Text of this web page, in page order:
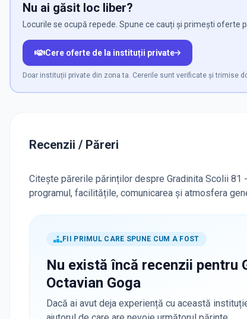
Nu ai găsit loc liber?
Locurile se ocupă repede. Spune ce cauți și primești
Cere oferte de la instituții private
Doar instituții private din zona ta. Cererile sunt verificate și trimise
Recenzii / Păreri
Citește părerile părinților despre Gradinita Scolii 81
programul, facilitățile, comunicarea și atmosfera
FII PRIMUL CARE SPUNE CUM A FOST
Nu există încă recenzii pentru
Octavian Goga
Dacă ai avut deja experiență cu această